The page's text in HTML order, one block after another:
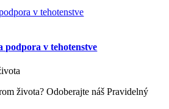
v tehotenstve
podpora v tehotenstve
života? Odoberajte náš Pravidelný